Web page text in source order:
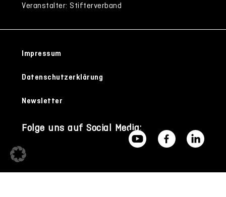
Veranstalter: Stifterverband
Impressum
Datenschutzerklärung
Newsletter
Folge uns auf Social Media: